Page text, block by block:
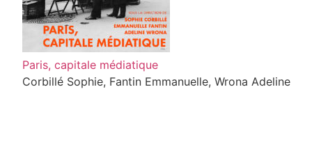
Paris, capitale médiatique
Corbillé Sophie, Fantin Emmanuelle, Wrona Adeline